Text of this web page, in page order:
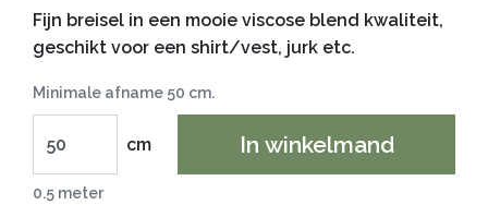
Fijn breisel in een mooie viscose blend kwaliteit,
geschikt voor een shirt/vest, jurk etc.
Minimale afname 50 cm.
cm In winkelmand
0.5 meter